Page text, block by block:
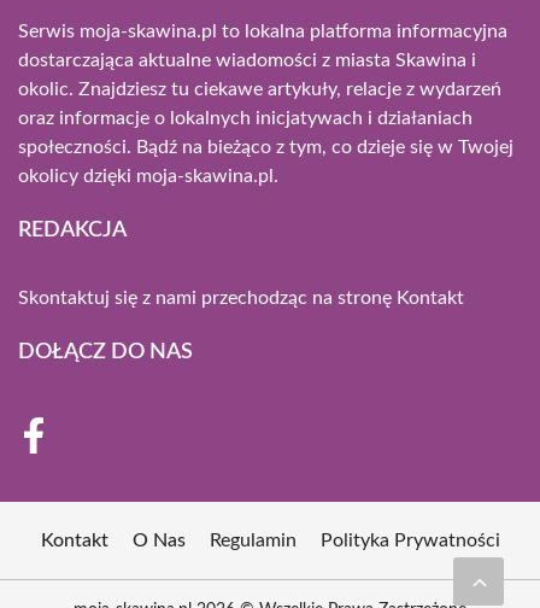
Serwis moja-skawina.pl to lokalna platforma informacyjna
dostarczająca aktualne wiadomości z miasta Skawina i
okolic. Znajdziesz tu ciekawe artykuły, relacje z wydarzeń
oraz informacje o lokalnych inicjatywach i działaniach
społeczności. Bądź na bieżąco z tym, co dzieje się w Twojej
okolicy dzięki moja-skawina.pl.
REDAKCJA
Skontaktuj się z nami przechodząc na stronę Kontakt
DOŁĄCZ DO NAS
Kontakt O Nas Regulamin Polityka Prywatności